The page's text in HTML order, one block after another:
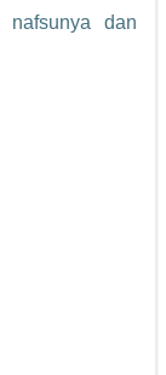
nafsunya dan